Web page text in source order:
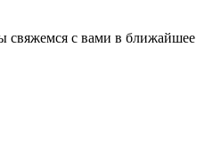
свяжемся с вами в ближайшее